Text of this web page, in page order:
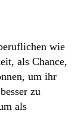
wie
als Chance,
um ihr
zu
als